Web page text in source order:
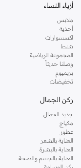
أزياء النساء
ملابس
أحذية
اكسسوارات
شنط
المجموعة الرياضية
وصلنا حديثاً
بريميوم
تخفيضات
ركن الجمال
جديد الجمال
مكياج
عطور
العناية بالشعر
العناية بالبشرة
العناية بالجسم والصحة